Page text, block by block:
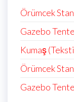
Örümcek
Gazebo Tente
Kumaş
Örümcek
Gazebo